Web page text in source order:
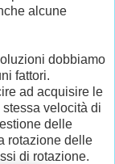
alcune
dobbiamo
fattori.
ad acquisire le
velocità di
delle
rotazione delle
di rotazione.